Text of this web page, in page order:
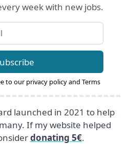
week with new jobs.
to our privacy policyand Terms
launched in 2021 to help
If my website helped
donating 5€.